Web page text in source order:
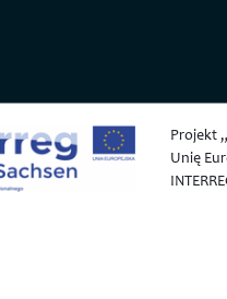
Projekt
Unię